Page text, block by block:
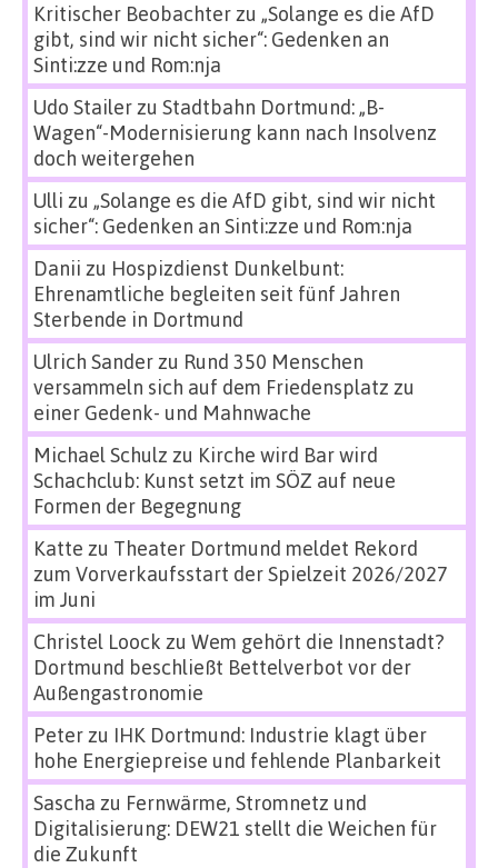
Kritischer Beobachterzu „Solange es die AfD
gibt, sind wir nicht sicher“: Gedenken an
Sinti:zze und Rom:nja
Udo Stailerzu Stadtbahn Dortmund: „B-
Wagen“-Modernisierung kann nach Insolvenz
doch weitergehen
Ulli zu „Solange es die AfD gibt, sind wir nicht
sicher“: Gedenken an Sinti:zze und Rom:nja
Danii zu Hospizdienst Dunkelbunt:
Ehrenamtliche begleiten seit fünf Jahren
Sterbende in Dortmund
Ulrich Sanderzu Rund 350 Menschen
versammeln sich auf dem Friedensplatz zu
einer Gedenk- und Mahnwache
Michael Schulz zu Kirche wird Bar wird
Schachclub: Kunst setzt im SÖZ auf neue
Formen der Begegnung
Katte zu Theater Dortmund meldet Rekord
zum Vorverkaufsstart der Spielzeit 2026/2027
im Juni
Christel Loock zu Wem gehört die Innenstadt?
Dortmund beschließt Bettelverbot vor der
Außengastronomie
Peterzu IHK Dortmund: Industrie klagt über
hohe Energiepreise und fehlende Planbarkeit
Sascha zu Fernwärme, Stromnetz und
Digitalisierung: DEW21 stellt die Weichen für
die Zukunft